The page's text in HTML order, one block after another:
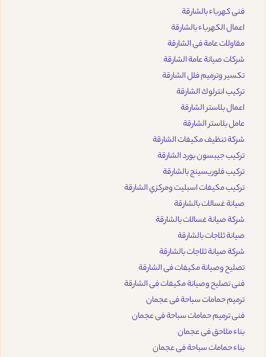
فنى كهرباء بالشارقة
اعمال الكهرباء بالشارقة
مقاولات عامة فى الشارقة
شركات صيانة عامة الشارقة
تكسير وترميم فلل الشارقة
تركيب انترلوك الشارقة
اعمال بلاستر الشارقة
عامل بلاستر الشارقة
شركة تنظيف مكيفات الشارقة
تركيب جيبسون بورد الشارقة
تركيب فلوريسينج بالشارقة
تركيب مكيفات اسبليت ومركزي الشارقة
صيانة غسالات بالشارقة
شركة صيانة غسالات بالشارقة
صيانة ثلاجات بالشارقة
شركة صيانة ثلاجات بالشارقة
تصليح وصيانة مكيفات فى الشارقة
فنى تصليح وصيانة مكيفات فى الشارقة
ترميم حمامات سباحة فى عجمان
فنى ترميم حمامات سباحة فى عجمان
بناء ملاحق فى عجمان
بناء حمامات سباحة فى عجمان